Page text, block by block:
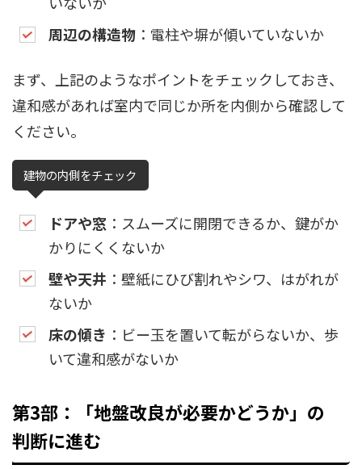
周辺の構造物 ：電柱や塀が傾いていないか
まず、上記のようなポイントをチェックしておき、
違和感があれば室内で同じか所を内側から確認して
ください。
建物の内側をチェック
ドアや窓 ：スムーズに開閉できるか、鍵がか
かりにくくないか
壁や天井 ：壁紙にひび割れやシワ、はがれが
ないか
床の傾き ：ビー玉を置いて転がらないか、歩
いて違和感がないか
第3部：「地盤改良が必要かどうか」の
判断に進む